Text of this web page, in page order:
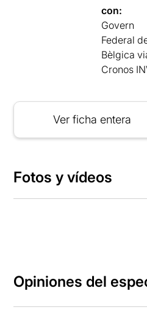
con:
Govern
Federal
Bèlgica
Cronos
Ver ficha entera
Fotos y vídeos
Opiniones del